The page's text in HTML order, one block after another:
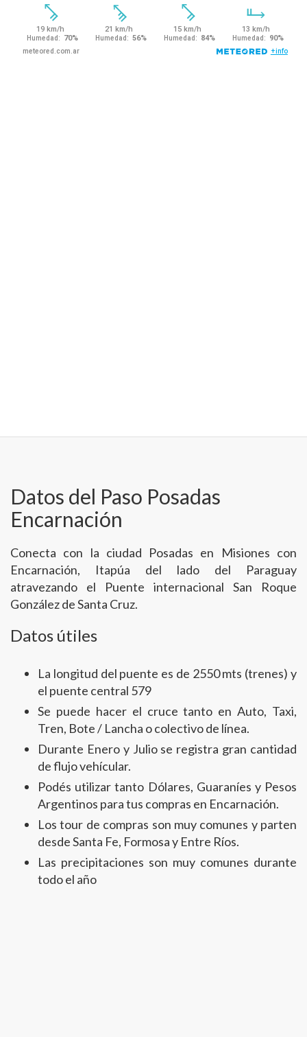
Datos del Paso Posadas
Encarnación
Conecta con la ciudad Posadas en Misiones con
Encarnación, Itapúa del lado del Paraguay
atravezando el Puente internacional San Roque
González de Santa Cruz.
Datos útiles
La longitud del puente es de 2550 mts (trenes) y
el puente central 579
Se puede hacer el cruce tanto en Auto, Taxi,
Tren, Bote / Lancha o colectivo de línea.
Durante Enero y Julio se registra gran cantidad
de flujo vehícular.
Podés utilizar tanto Dólares, Guaraníes y Pesos
Argentinos para tus compras en Encarnación.
Los tour de compras son muy comunes y parten
desde Santa Fe, Formosa y Entre Ríos.
Las precipitaciones son muy comunes durante
todo el año